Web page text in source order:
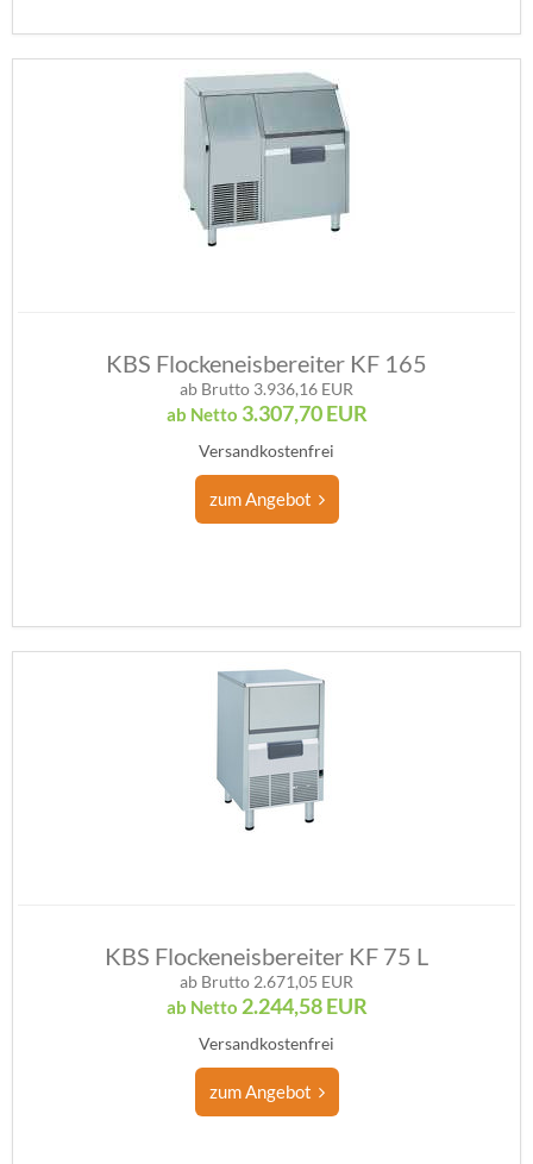
KBS Flockeneisbereiter KF 165
ab Brutto 3.936,16 EUR
ab Netto 3.307,70EUR
Versandkostenfrei
zum Angebot
KBS Flockeneisbereiter KF 75 L
ab Brutto 2.671,05 EUR
ab Netto 2.244,58EUR
Versandkostenfrei
zum Angebot